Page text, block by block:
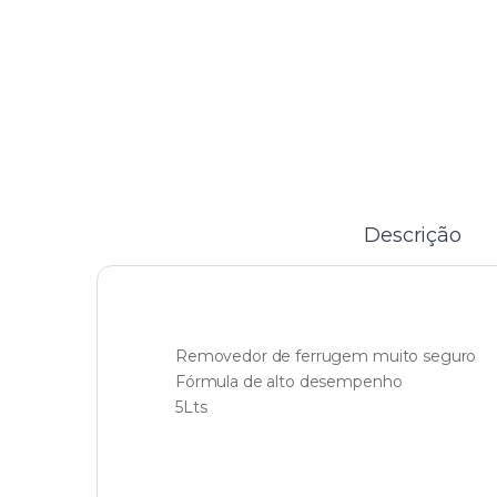
Descrição
Removedor de ferrugem muito seguro
Fórmula de alto desempenho
5Lts